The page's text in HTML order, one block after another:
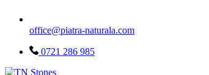
office@piatra-naturala.com
0721 286 985